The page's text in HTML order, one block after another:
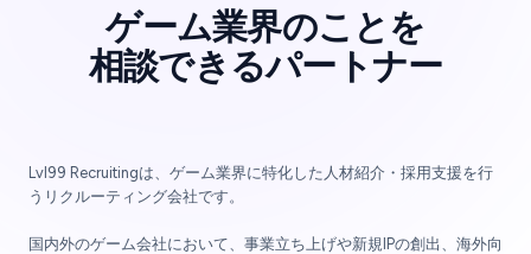
ゲーム業界のことを
相談できるパートナー
Lvl99 Recruitingは、ゲーム業界に特化した人材紹介・採用支援を行
うリクルーティング会社です。
国内外のゲーム会社において、事業立ち上げや新規IPの創出、海外向